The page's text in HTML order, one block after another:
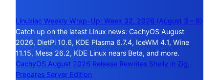
Linuxiac Weekly Wrap-Up: Week 32, 2026 (August 3 – 9)
Catch up on the latest Linux news: CachyOS August
2026, DietPi 10.6, KDE Plasma 6.7.4, IceWM 4.1, Wine
11.15, Mesa 26.2, KDE Linux nears Beta, and more.
CachyOS August 2026 Release Rewrites Shelly in Zig,
Prepares Server Edition